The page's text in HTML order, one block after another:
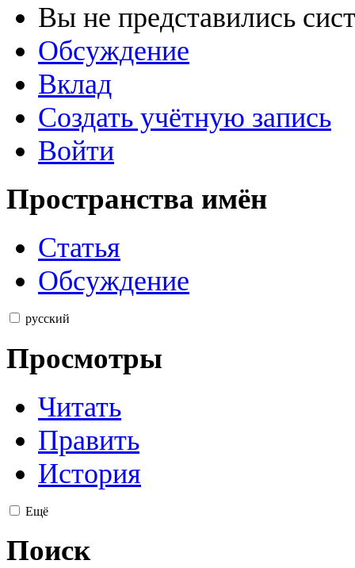
Вы не представились
Обсуждение
Вклад
Создать учётную запись
Войти
Пространства имён
Статья
Обсуждение
русский
Просмотры
Читать
Править
История
Ещё
Поиск